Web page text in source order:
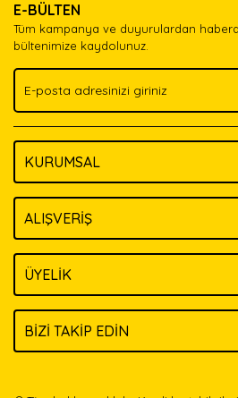
Ürün açıklamasında eksik bilgiler
Ürün bilgilerinde hatalar bulunuyor.
Ürün fiyatı diğer sitelerden daha
Bu ürüne benzer farklı alternatifler
E-BÜLTEN
Tüm kampanya ve duyurulardan
bültenimize kaydolunuz.
KURUMSAL
ALIŞVERİŞ
ÜYELİK
BİZİ TAKİP EDİN